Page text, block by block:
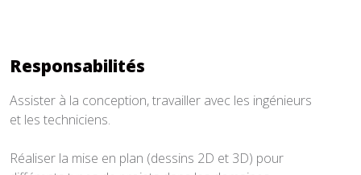
Responsabilités
Assister à la conception, travailler avec les ingénieurs
et les techniciens.
Réaliser la mise en plan (dessins 2D et 3D) pour